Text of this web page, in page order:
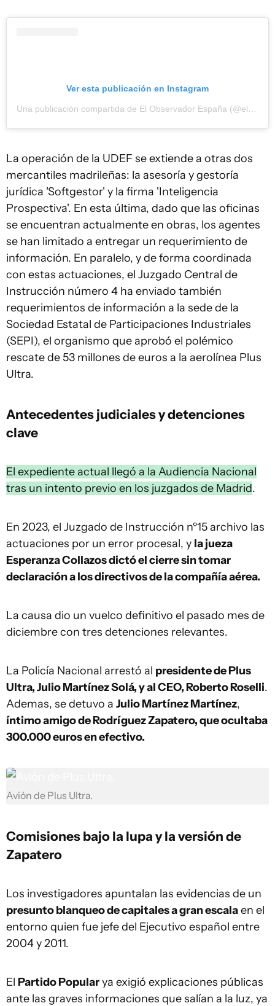
Ver esta publicación en Instagram
La operación de la UDEF se extiende a otras dos
mercantiles madrileñas: la asesoría y gestoría
jurídica 'Softgestor' y la firma 'Inteligencia
Prospectiva'. En esta última, dado que las oficinas
se encuentran actualmente en obras, los agentes
se han limitado a entregar un requerimiento de
información. En paralelo, y de forma coordinada
con estas actuaciones, el Juzgado Central de
Instrucción número 4 ha enviado también
requerimientos de información a la sede de la
Sociedad Estatal de Participaciones Industriales
(SEPI), el organismo que aprobó el polémico
rescate de 53 millones de euros a la aerolínea Plus
Ultra.
Antecedentes judiciales y detenciones
clave
El expediente actual llegó a la Audiencia Nacional
tras un intento previo en los juzgados de Madrid.
En 2023, el Juzgado de Instrucción nº15 archivo las
actuaciones por un error procesal, y la jueza
Esperanza Collazos dictó el cierre sin tomar
declaración a los directivos de la compañía aérea.
La causa dio un vuelco definitivo el pasado mes de
diciembre con tres detenciones relevantes.
La Policía Nacional arrestó al presidente de Plus
Ultra, Julio Martínez Solá, y al CEO, Roberto Roselli.
Ademas, se detuvo a Julio Martínez Martínez,
íntimo amigo de Rodríguez Zapatero, que ocultaba
300.000 euros en efectivo.
Avión de Plus Ultra.
Comisiones bajo la lupa y la versión de
Zapatero
Los investigadores apuntalan las evidencias de un
presunto blanqueo de capitales a gran escalaen el
entorno quien fue jefe del Ejecutivo español entre
2004 y 2011.
El Partido Popularya exigió explicaciones públicas
ante las graves informaciones que salían a la luz, ya